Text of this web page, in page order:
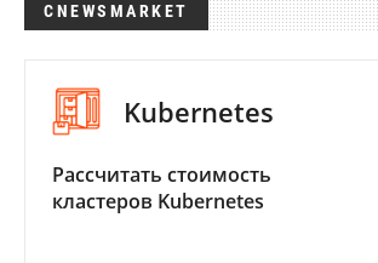
CNEWSMARKET
Kubernetes
Рассчитать стоимость
кластеров Kubernetes